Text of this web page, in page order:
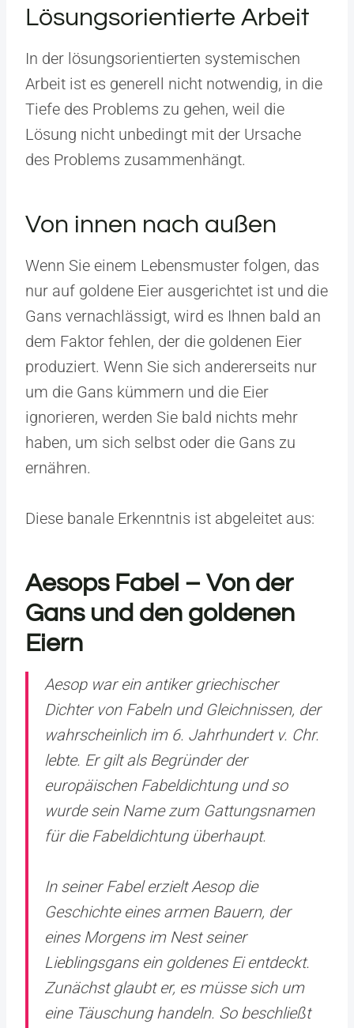
Lösungsorientierte Arbeit
In der lösungsorientierten systemischen
Arbeit ist es generell nicht notwendig, in die
Tiefe des Problems zu gehen, weil die
Lösung nicht unbedingt mit der Ursache
des Problems zusammenhängt.
Von innen nach außen
Wenn Sie einem Lebensmuster folgen, das
nur auf goldene Eier ausgerichtet ist und die
Gans vernachlässigt, wird es Ihnen bald an
dem Faktor fehlen, der die goldenen Eier
produziert. Wenn Sie sich andererseits nur
um die Gans kümmern und die Eier
ignorieren, werden Sie bald nichts mehr
haben, um sich selbst oder die Gans zu
ernähren.
Diese banale Erkenntnis ist abgeleitet aus:
Aesops Fabel – Von der
Gans und den goldenen
Eiern
Aesop war ein antiker griechischer
Dichter von Fabeln und Gleichnissen, der
wahrscheinlich im 6. Jahrhundert v. Chr.
lebte. Er gilt als Begründer der
europäischen Fabeldichtung und so
wurde sein Name zum Gattungsnamen
für die Fabeldichtung überhaupt.
In seiner Fabel erzielt Aesop die
Geschichte eines armen Bauern, der
eines Morgens im Nest seiner
Lieblingsgans ein goldenes Ei entdeckt.
Zunächst glaubt er, es müsse sich um
eine Täuschung handeln. So beschließt